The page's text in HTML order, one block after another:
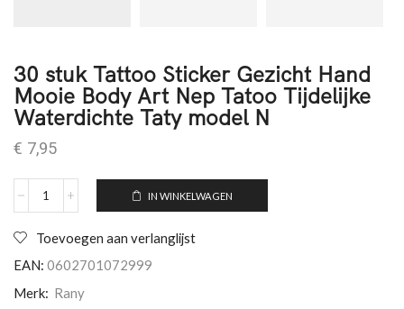
30 stuk Tattoo Sticker Gezicht Hand
Mooie Body Art Nep Tatoo Tijdelijke
Waterdichte Taty model N
€ 7,95
IN WINKELWAGEN
Toevoegen aan verlanglijst
EAN: 0602701072999
Merk: Rany